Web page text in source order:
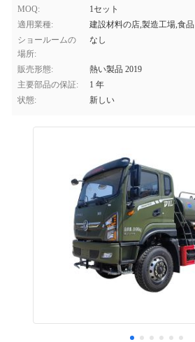
MOQ:
1セット
適用業種:
建設材料の店,製造工場,食
ショールームの
場所:
なし
販売形態:
熱い製品 2019
主要部品の保証:
1 年
状態:
新しい